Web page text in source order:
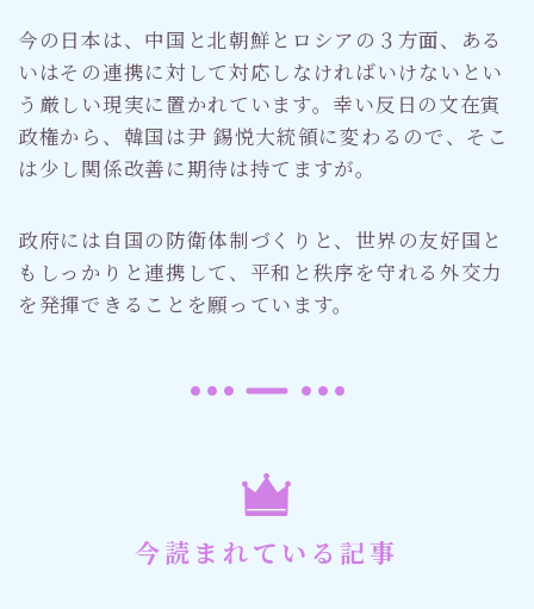
今の日本は、中国と北朝鮮とロシアの３方面、ある
いはその連携に対して対応しなければいけないとい
う厳しい現実に置かれています。幸い反日の文在寅
政権から、韓国は尹 錫悦大統領に変わるので、そこ
は少し関係改善に期待は持てますが。
政府には自国の防衛体制づくりと、世界の友好国と
もしっかりと連携して、平和と秩序を守れる外交力
を発揮できることを願っています。
今読まれている記事